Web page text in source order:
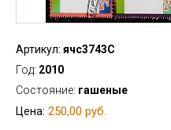
Артикул: ячс3743С
Год: 2010
Состояние: гашеные
Цена: 250,00 руб.